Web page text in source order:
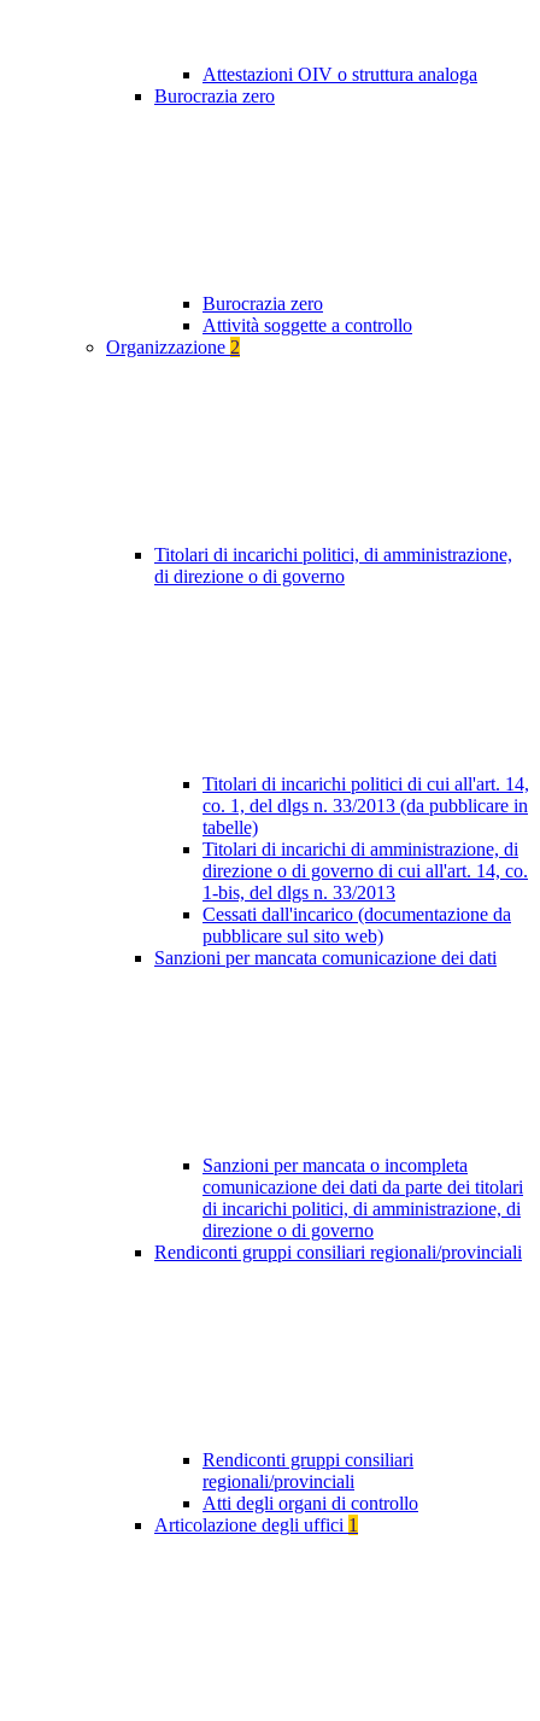
Attestazioni OIV o struttura analoga
Burocrazia zero
Burocrazia zero
Attività soggette a controllo
Organizzazione 2
Titolari di incarichi politici, di amministrazione,
di direzione o di governo
Titolari di incarichi politici di cui all'art. 14,
co. 1, del dlgs n. 33/2013 (da pubblicare in
tabelle)
Titolari di incarichi di amministrazione, di
direzione o di governo di cui all'art. 14, co.
1-bis, del dlgs n. 33/2013
Cessati dall'incarico (documentazione da
pubblicare sul sito web)
Sanzioni per mancata comunicazione dei dati
Sanzioni per mancata o incompleta
comunicazione dei dati da parte dei titolari
di incarichi politici, di amministrazione, di
direzione o di governo
Rendiconti gruppi consiliari regionali/provinciali
Rendiconti gruppi consiliari
regionali/provinciali
Atti degli organi di controllo
Articolazione degli uffici 1